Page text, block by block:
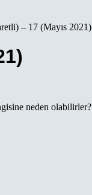
– 17 (Mayıs 2021)
neden olabilirler?